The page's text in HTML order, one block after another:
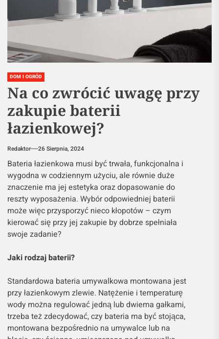
DOM I OGRÓD
Na co zwrócić uwagę przy
zakupie baterii
łazienkowej?
Redaktor 26 Sierpnia, 2024
Bateria łazienkowa musi być trwała, funkcjonalna i
wygodna w codziennym użyciu, ale równie duże
znaczenie ma jej estetyka oraz dopasowanie do
reszty wyposażenia. Wybór odpowiedniej baterii
może więc przysporzyć nieco kłopotów – czym
kierować się przy jej zakupie by dobrze spełniała
swoje zadanie?
Jaki rodzaj baterii?
Standardowa bateria umywalkowa montowana jest
przy łazienkowym zlewie. Natężenie i temperaturę
wody można regulować jedną lub dwiema gałkami,
trzeba też zdecydować, czy bateria ma być stojąca,
montowana bezpośrednio na umywalce lub na